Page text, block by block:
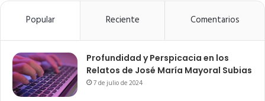
Popular Reciente Comentarios
Profundidad y Perspicacia en los
Relatos de José María Mayoral Subias
7 de julio de 2024